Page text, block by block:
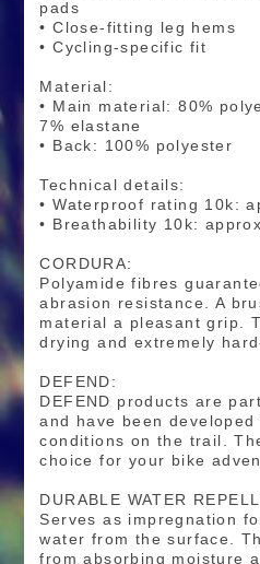
pads
• Close-fitting leg hems
• Cycling-specific fit
Material:
• Main material: 80%
7% elastane
• Back: 100% polyester
Technical details:
• Waterproof rating 10k:
• Breathability 10k:
CORDURA:
Polyamide fibres
abrasion resistance. A
material a pleasant grip.
drying and extremely
DEFEND:
DEFEND products are
and have been
conditions on the trail.
choice for your bike
DURABLE WATER
Serves as impregnation
water from the surface.
from absorbing moisture